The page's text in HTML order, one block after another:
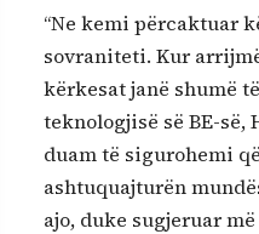
“Ne kemi përcaktuar
sovraniteti. Kur
kërkesat janë shumë
teknologjisë së BE-së,
duam të sigurohemi
ashtuquajturën
ajo, duke sugjeruar